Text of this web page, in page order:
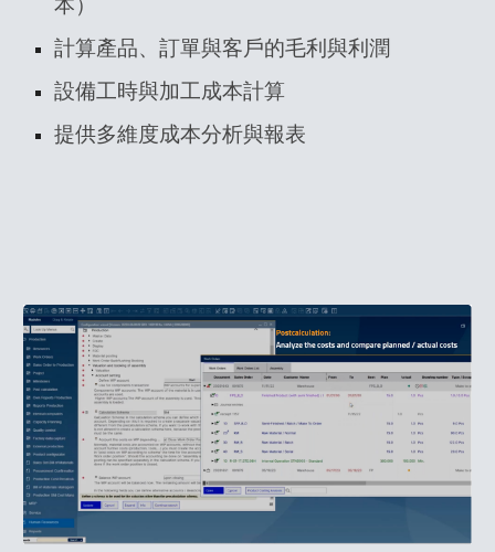
本）
計算產品、訂單與客戶的毛利與利潤
設備工時與加工成本計算
提供多維度成本分析與報表